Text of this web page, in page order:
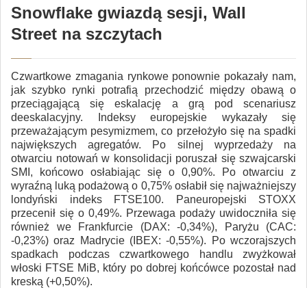
Snowflake gwiazdą sesji, Wall
Street na szczytach
Czwartkowe zmagania rynkowe ponownie pokazały nam,
jak szybko rynki potrafią przechodzić między obawą o
przeciągającą się eskalację a grą pod scenariusz
deeskalacyjny. Indeksy europejskie wykazały się
przeważającym pesymizmem, co przełożyło się na spadki
największych agregatów. Po silnej wyprzedaży na
otwarciu notowań w konsolidacji poruszał się szwajcarski
SMI, końcowo osłabiając się o 0,90%. Po otwarciu z
wyraźną luką podażową o 0,75% osłabił się najważniejszy
londyński indeks FTSE100. Paneuropejski STOXX
przecenił się o 0,49%. Przewaga podaży uwidoczniła się
również we Frankfurcie (DAX: -0,34%), Paryżu (CAC:
-0,23%) oraz Madrycie (IBEX: -0,55%). Po wczorajszych
spadkach podczas czwartkowego handlu zwyżkował
włoski FTSE MiB, który po dobrej końcówce pozostał nad
kreską (+0,50%).